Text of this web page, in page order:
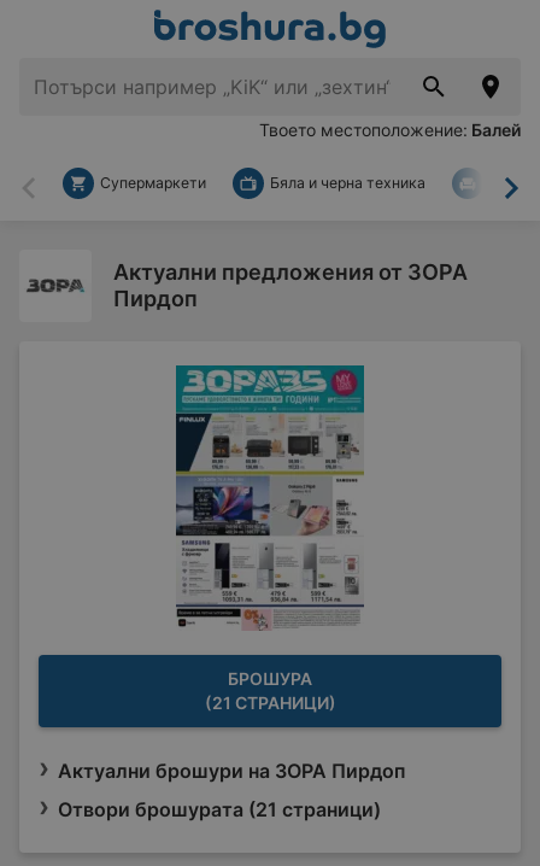
Твоето местоположение: Балей
Назад
Супермаркети Бяла и черна техника За
Актуални предложения от ЗОРА
Пирдоп
БРОШУРА
(21 СТРАНИЦИ)
Актуални брошури на ЗОРА Пирдоп
Отвори брошурата (21 страници)